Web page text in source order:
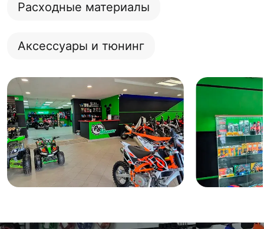
Расходные материалы
Аксессуары и тюнинг